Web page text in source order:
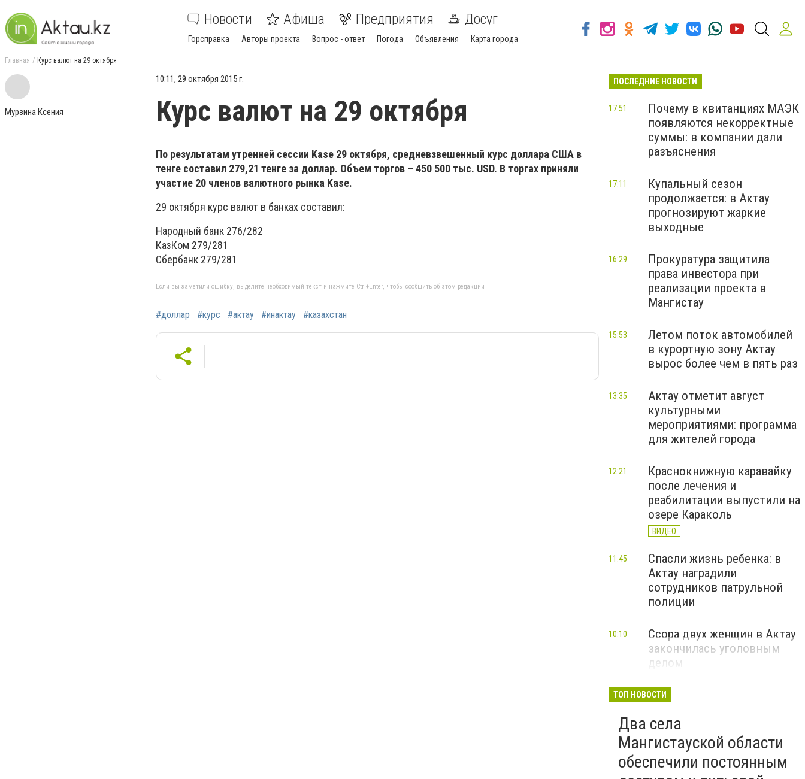
Новости Афиша Предприятия Досуг
Горсправка Авторы проекта Вопрос - ответ Погода Объявления Карта города
Главная Курс валют на 29 октября
Мурзина Ксения
10:11, 29 октября 2015 г.
Курс валют на 29 октября
По результатам утренней сессии Kase 29 октября, cредневзвешенный курс доллара США в
тенге составил 279,21 тенге за доллар. Объем торгов – 450 500 тыс. USD. В торгах приняли
участие 20 членов валютного рынка Kase.
29 октября курс валют в банках составил:
Народный банк 276/282
КазКом 279/281
Сбербанк 279/281
Если вы заметили ошибку, выделите необходимый текст и нажмите Ctrl+Enter, чтобы сообщить об этом редакции
#доллар #курс #актау #инактау #казахстан
ПОСЛЕДНИЕ НОВОСТИ
Почему в квитанциях МАЭК
появляются некорректные
суммы: в компании дали
разъяснения
17:51
Купальный сезон
продолжается: в Актау
прогнозируют жаркие
выходные
17:11
Прокуратура защитила
права инвестора при
реализации проекта в
Мангистау
16:29
Летом поток автомобилей
в курортную зону Актау
вырос более чем в пять раз
15:53
Актау отметит август
культурными
мероприятиями: программа
для жителей города
13:35
Краснокнижную каравайку
после лечения и
реабилитации выпустили на
озере Караколь
ВИДЕО
12:21
Спасли жизнь ребенка: в
Актау наградили
сотрудников патрульной
полиции
11:45
Ссора двух женщин в Актау
закончилась уголовным
делом
10:10
ТОП НОВОСТИ
Два села
Мангистауской области
обеспечили постоянным